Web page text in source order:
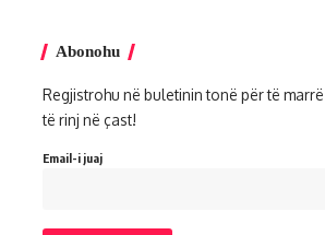
Abonohu
Regjistrohu në buletinin tonë për të
të rinj në çast!
Email-i juaj